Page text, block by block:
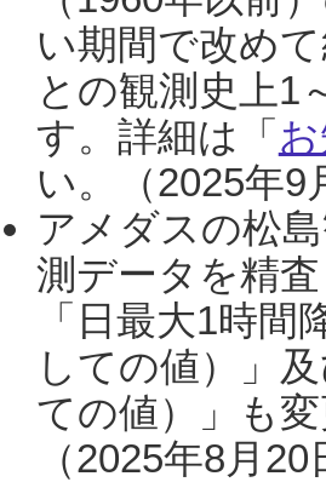
い期間で改め
との観測史上1
す。詳細は「
い。（2025年9
アメダスの松
測データを精
「日最大1時
しての値）」
ての値）」も
（2025年8月20